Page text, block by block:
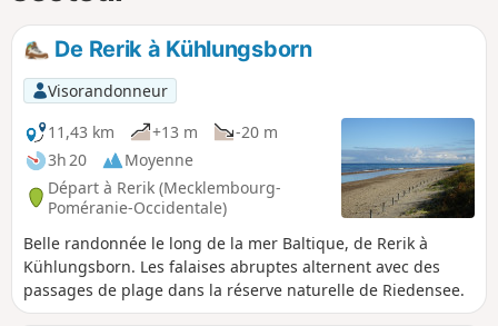
De Rerik à Kühlungsborn
Visorandonneur
11,43 km
+13 m
-20 m
3h 20
Moyenne
Départ à Rerik (Mecklembourg-
Poméranie-Occidentale)
Belle randonnée le long de la mer Baltique, de Rerik à
Kühlungsborn. Les falaises abruptes alternent avec des
passages de plage dans la réserve naturelle de Riedensee.